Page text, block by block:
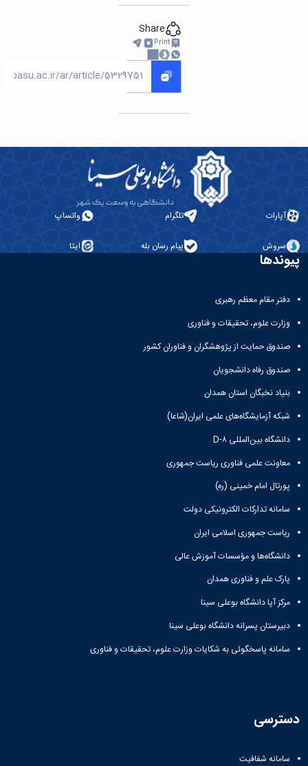
Share
Print
آپارات تلگرام واتساپ
سروش پیام رسان بله ایتا
پیوندها
دفتر مقام معظم رهبری
وزارت علوم، تحقیقات و فناوری
صندوق حمایت از پژوهشگران و فناوران کشور
صندوق رفاه دانشجویان
بنیاد نخبگان استان همدان
شبکه آزمایشگاه‌های علمی ایران(شاعا)
دانشگاه بین‌المللی D-۸
معاونت علمی فناوری ریاست جمهوری
پورتال امام خمینی (ره)
سامانه تدارکات الکترونیکی دولت
ریاست جمهوری اسلامی ایران
دانشگاه‌ها و مؤسسات آموزش عالی
پارک علم و فناوری همدان
مرکز آپا دانشگاه بوعلی سینا
دبیرستان پسرانه دانشگاه بوعلی سینا
سامانه پاسخگوئی به شکایات وزارت علوم، تحقیقات و فناوری
دسترسی
سامانه شفافیت